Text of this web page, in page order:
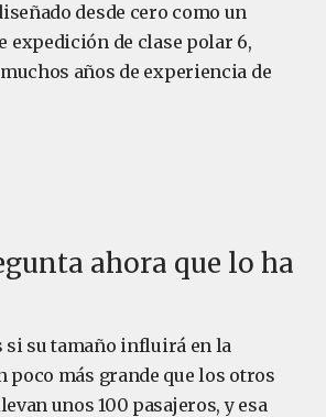
desde cero como un
expedición de clase polar 6,
años de experiencia de
ahora que lo ha
si su tamaño influirá en la
poco más grande que los otros
unos 100 pasajeros, y esa